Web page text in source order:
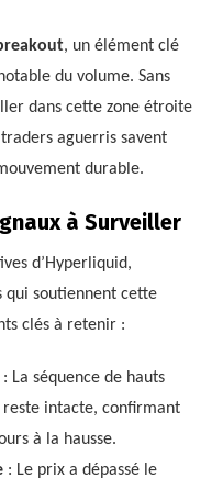
, un élément clé
du volume. Sans
dans cette zone étroite
aguerris savent
durable.
à Surveiller
d’Hyperliquid,
qui soutiennent cette
clés à retenir :
: La séquence de hauts
reste intacte, confirmant
à la hausse.
: Le prix a dépassé le